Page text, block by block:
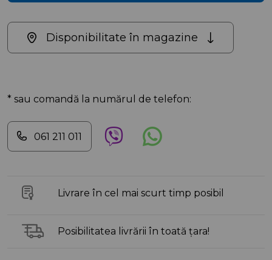
Disponibilitate în magazine
* sau comandă la numărul de telefon:
061 211 011
Livrare în cel mai scurt timp posibil
Posibilitatea livrării în toată țara!